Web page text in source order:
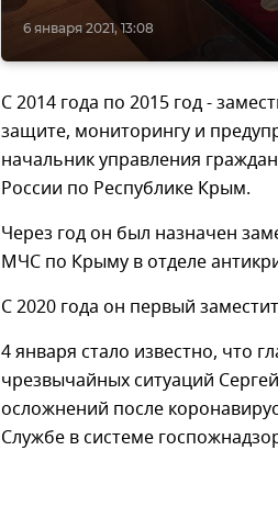
6 января 2021, 13:08
С 2014 года по 2015 год -
защите, мониторингу и
начальник управления
России по Республике Крым.
Через год он был назначен
МЧС по Крыму в отделе
С 2020 года он первый
4 января стало известно, что
чрезвычайных ситуаций
осложнений после
Службе в системе